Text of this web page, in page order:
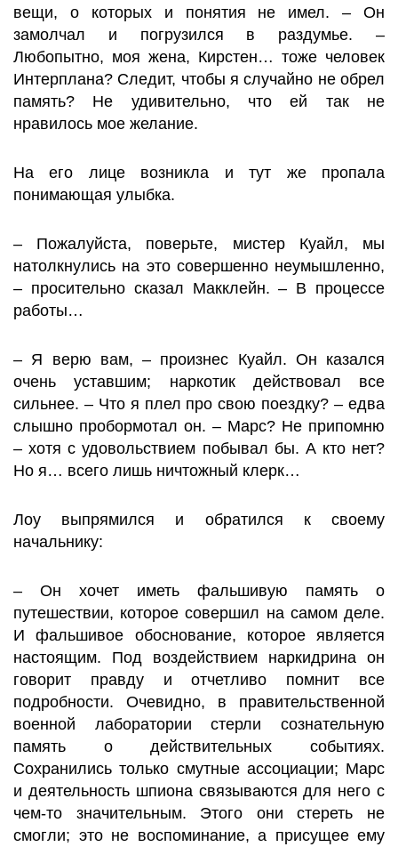
вещи, о которых и понятия не имел. – Он
замолчал и погрузился в раздумье. –
Любопытно, моя жена, Кирстен… тоже человек
Интерплана? Следит, чтобы я случайно не обрел
память? Не удивительно, что ей так не
нравилось мое желание.
На его лице возникла и тут же пропала
понимающая улыбка.
– Пожалуйста, поверьте, мистер Куайл, мы
натолкнулись на это совершенно неумышленно,
– просительно сказал Макклейн. – В процессе
работы…
– Я верю вам, – произнес Куайл. Он казался
очень уставшим; наркотик действовал все
сильнее. – Что я плел про свою поездку? – едва
слышно пробормотал он. – Марс? Не припомню
– хотя с удовольствием побывал бы. А кто нет?
Но я… всего лишь ничтожный клерк…
Лоу выпрямился и обратился к своему
начальнику:
– Он хочет иметь фальшивую память о
путешествии, которое совершил на самом деле.
И фальшивое обоснование, которое является
настоящим. Под воздействием наркидрина он
говорит правду и отчетливо помнит все
подробности. Очевидно, в правительственной
военной лаборатории стерли сознательную
память о действительных событиях.
Сохранились только смутные ассоциации; Марс
и деятельность шпиона связываются для него с
чем-то значительным. Этого они стереть не
смогли; это не воспоминание, а присущее ему